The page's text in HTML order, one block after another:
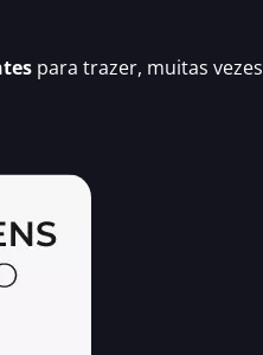
para trazer, muitas vezes